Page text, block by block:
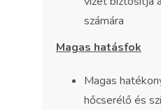
számára
Magas hatásfok
Magas
hőcserélő és